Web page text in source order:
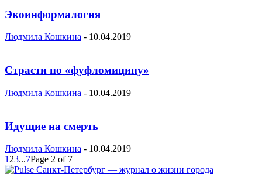
Экоинформалогия
Людмила Кошкина - 10.04.2019
Страсти по «фуфломицину»
Людмила Кошкина - 10.04.2019
Идущие на смерть
Людмила Кошкина - 10.04.2019
1 23...7Page 2 of 7